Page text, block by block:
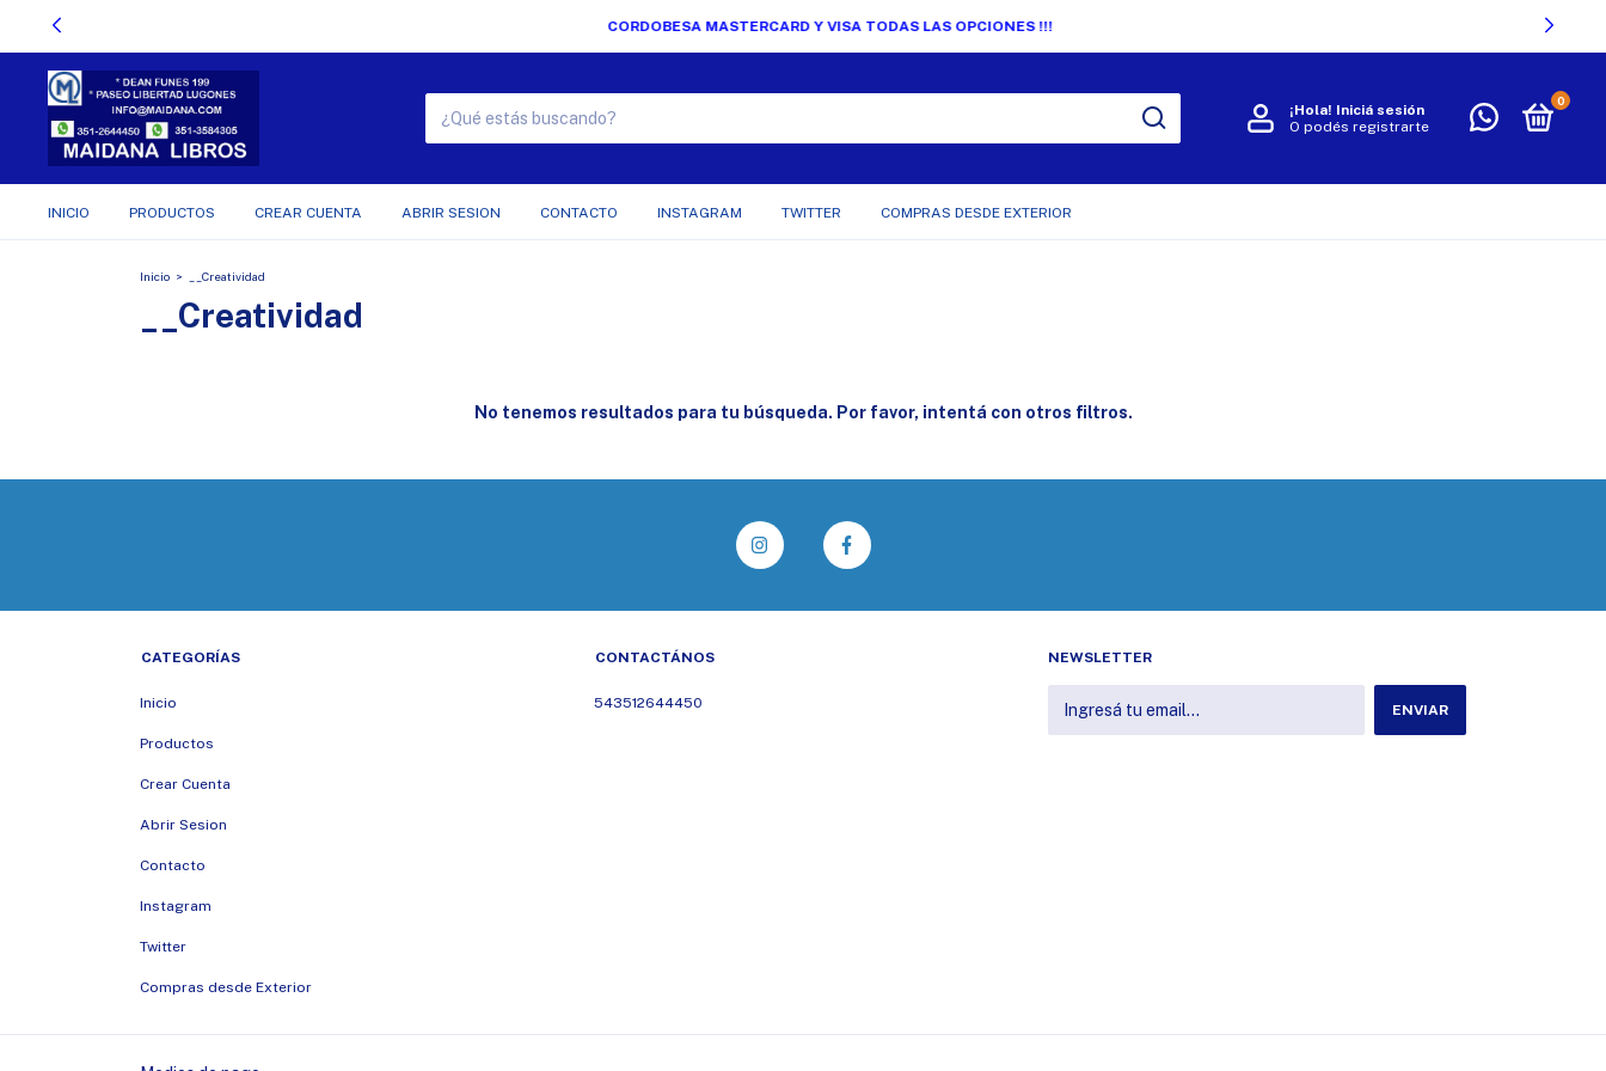
CORDOBESA MASTERCARD Y VISA TODAS LAS OPCIONES !!!
¡Hola! Iniciá sesión
O podés registrarte
0
INICIO PRODUCTOS CREAR CUENTA ABRIR SESION CONTACTO INSTAGRAM TWITTER COMPRAS DESDE EXTERIOR
Inicio > __Creatividad
__Creatividad
No tenemos resultados para tu búsqueda. Por favor, intentá con otros filtros.
CATEGORÍAS
Inicio
Productos
Crear Cuenta
Abrir Sesion
Contacto
Instagram
Twitter
Compras desde Exterior
CONTACTÁNOS
543512644450
NEWSLETTER